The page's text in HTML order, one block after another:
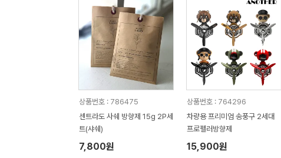
상품번호 : 786475
센트라도 사쉐 방향제 15g 2P세
트(샤쉐)
7,800원
상품번호 : 764296
차량용 프리미엄 송풍구 2세대
프로펠러방향제
15,900원